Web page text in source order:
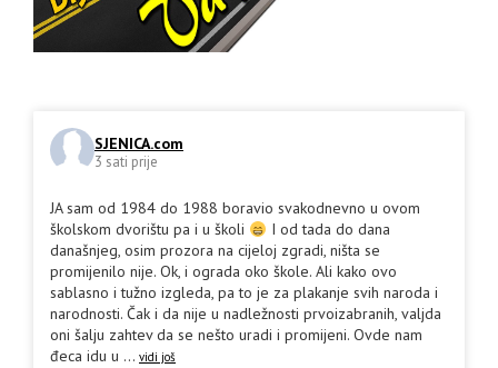
SJENICA.com
3 sati prije
JA sam od 1984 do 1988 boravio svakodnevno u ovom
školskom dvorištu pa i u školi
I od tada do dana
današnjeg, osim prozora na cijeloj zgradi, ništa se
promijenilo nije. Ok, i ograda oko škole. Ali kako ovo
sablasno i tužno izgleda, pa to je za plakanje svih naroda i
narodnosti. Čak i da nije u nadležnosti prvoizabranih, valjda
oni šalju zahtev da se nešto uradi i promijeni. Ovde nam
đeca idu u ... vidi još